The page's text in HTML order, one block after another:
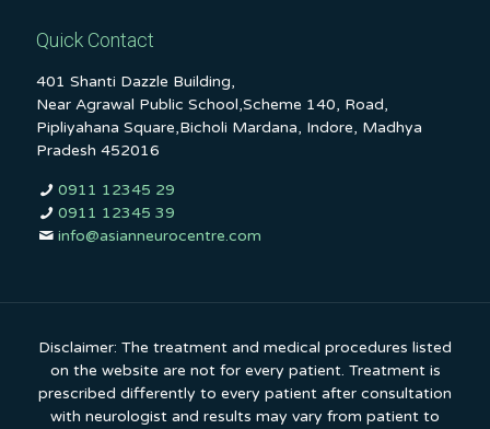
Quick Contact
401 Shanti Dazzle Building,
Near Agrawal Public School,Scheme 140, Road,
Pipliyahana Square,Bicholi Mardana, Indore, Madhya
Pradesh 452016
0911 12345 29
0911 12345 39
info@asianneurocentre.com
Disclaimer: The treatment and medical procedures listed
on the website are not for every patient. Treatment is
prescribed differently to every patient after consultation
with neurologist and results may vary from patient to